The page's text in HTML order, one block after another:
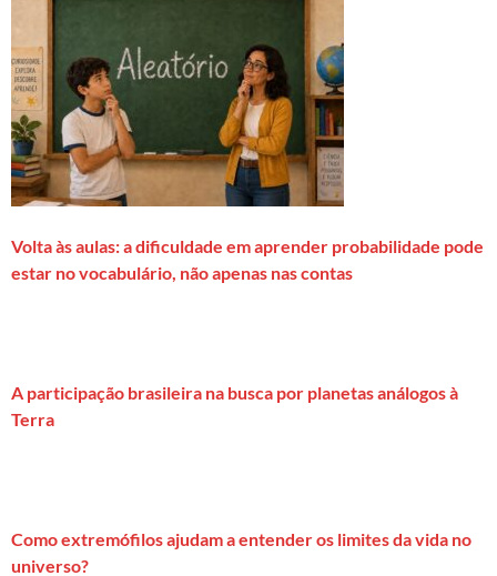
Volta às aulas: a dificuldade em aprender probabilidade pode
estar no vocabulário, não apenas nas contas
A participação brasileira na busca por planetas análogos à
Terra
Como extremófilos ajudam a entender os limites da vida no
universo?